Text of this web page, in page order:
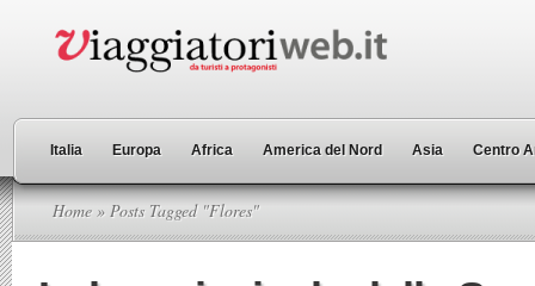
Italia Europa Africa America del Nord Asia Centro
Home » Posts Tagged "Flores"